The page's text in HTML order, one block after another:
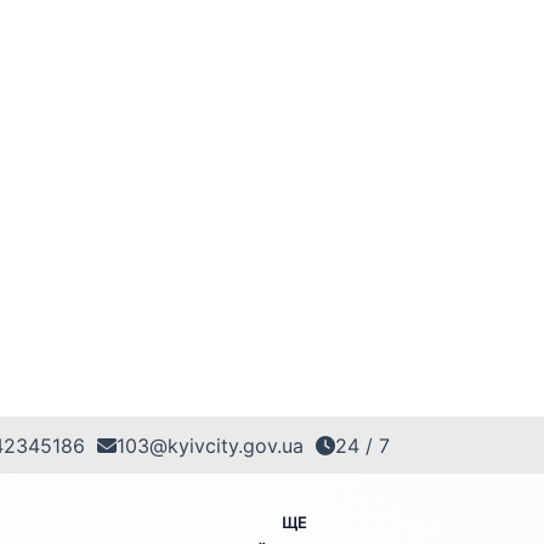
103@kyivcity.gov.ua 24 / 7
ЩЕ